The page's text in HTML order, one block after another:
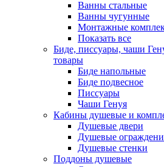
Ванны стальные
Ванны чугунные
Монтажные
Показать все
Биде, писсуары, чаши
товары
Биде напольные
Биде подвесное
Писсуары
Чаши Генуя
Кабины душевые и
Душевые двери
Душевые
Душевые стенки
Поддоны душевые